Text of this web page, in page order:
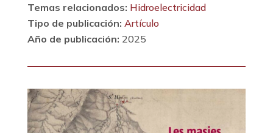
Temas relacionados: Hidroelectricidad
Tipo de publicación: Artículo
Año de publicación: 2025